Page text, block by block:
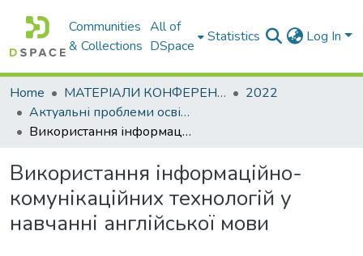
Communities
& Collections
All of
DSpace
Statistics Log In
Home МАТЕРІАЛИ КОНФЕРЕНЦІЙ
2022
Актуальні проблеми освітньо-виховного процесу та шляхи їх вирішення в умовах сучасних викликів
Використання інформаційно-комунікаційних технологій у навчанні англійської мови
Використання інформаційно-
комунікаційних технологій у
навчанні англійської мови